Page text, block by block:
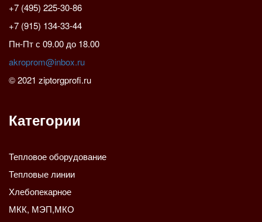
+7 (495) 225-30-86
+7 (915) 134-33-44
Пн-Пт с 09.00 до 18.00
akroprom@inbox.ru
© 2021 ziptorgprofi.ru
Категории
Тепловое оборудование
Тепловые линии
Хлебопекарное
МКК, МЭП,МКО